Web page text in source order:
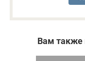
Вам также